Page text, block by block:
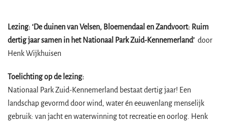
Lezing: ‘De duinen van Velsen, Bloemendaal en Zandvoort: Ruim
dertig jaar samen in het Nationaal Park Zuid-Kennemerland’ door
Henk Wijkhuisen
Toelichting op de lezing:
Nationaal Park Zuid-Kennemerland bestaat dertig jaar! Een
landschap gevormd door wind, water én eeuwenlang menselijk
gebruik: van jacht en waterwinning tot recreatie en oorlog. Henk